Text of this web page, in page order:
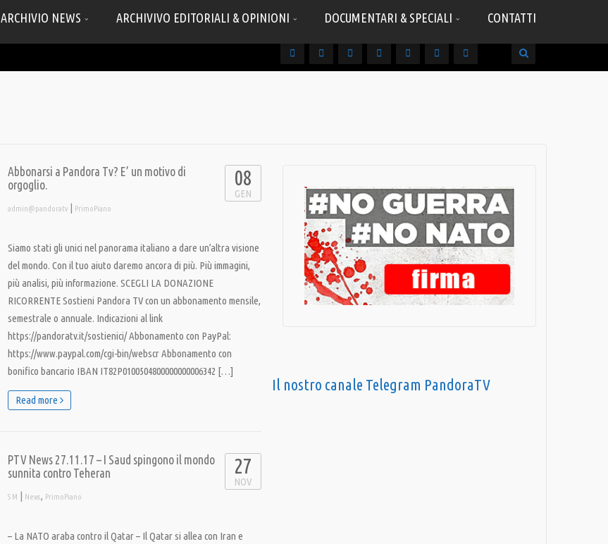
ARCHIVIO NEWS ARCHIVIVO EDITORIALI & OPINIONI DOCUMENTARI & SPECIALI CONTATTI
Abbonarsi a Pandora Tv? E’ un motivo di
orgoglio.
admin@pandoratv | PrimoPiano
08
GEN
Siamo stati gli unici nel panorama italiano a dare un’altra visione
del mondo. Con il tuo aiuto daremo ancora di più. Più immagini,
più analisi, più informazione. SCEGLI LA DONAZIONE
RICORRENTE Sostieni Pandora TV con un abbonamento mensile,
semestrale o annuale. Indicazioni al link
https://pandoratv.it/sostienici/ Abbonamento con PayPal:
https://www.paypal.com/cgi-bin/webscr Abbonamento con
bonifico bancario IBAN IT82P0100504800000000006342 […]
Read more
PTV News 27.11.17 – I Saud spingono il mondo
sunnita contro Teheran
S M | News, PrimoPiano
27
NOV
– La NATO araba contro il Qatar – Il Qatar si allea con Iran e
Il nostro canale Telegram PandoraTV